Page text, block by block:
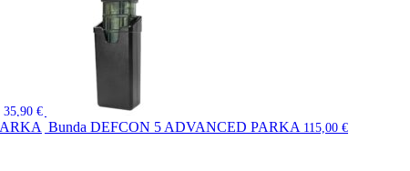
35,90 €
Bunda DEFCON 5 ADVANCED PARKA 115,00 €